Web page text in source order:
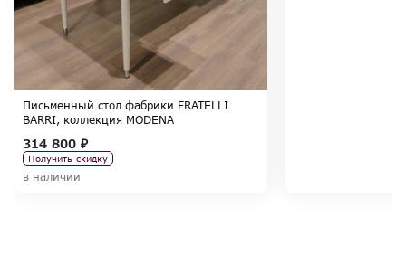
Письменный стол фабрики FRATELLI
BARRI, коллекция MODENA
314 800 ₽
Получить скидку
в наличии